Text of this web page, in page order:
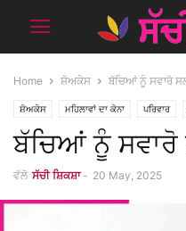
Home ਸ਼ੋਅਕੇਸ ਬੱਚਿਆਂ ਨੂੰ ਸਵਾਰੋ
ਸ਼ੋਅਕੇਸ ਮਹਿਲਾਵਾਂ ਦਾ ਕੋਨਾ ਪਰਿਵਾਰ
ਬੱਚਿਆਂ ਨੂੰ ਸਵਾਰੋ
ਵੱਲੋ ਸੱਚੀ ਸ਼ਿਕਸ਼ਾ - 20 May, 2025